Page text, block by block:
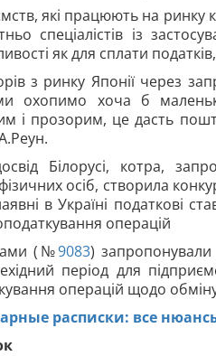
які працюють на
спеціалістів із
як для сплати
з ринку Японії через
охопимо хоча б
і прозорим, це дасть
Білорусі, котра,
осіб, створила
наявні в Україні
операцій
(№9083) запропонували
період для
операцій щодо
расписки: все